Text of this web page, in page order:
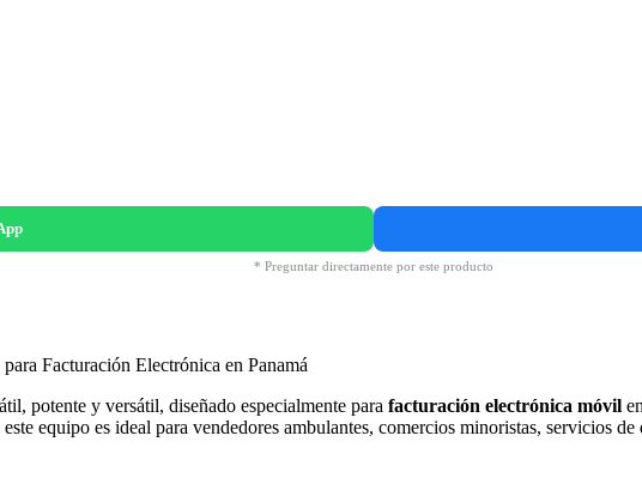
* Preguntar directamente por este producto
Facturación Electrónica en Panamá
potente y versátil, diseñado especialmente para facturación electrónica móvil
equipo es ideal para vendedores ambulantes, comercios minoristas, servicios